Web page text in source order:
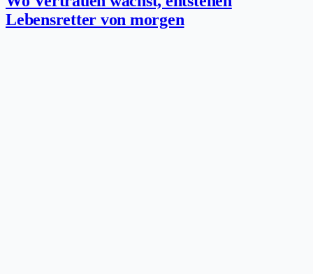
Lebensretter von morgen